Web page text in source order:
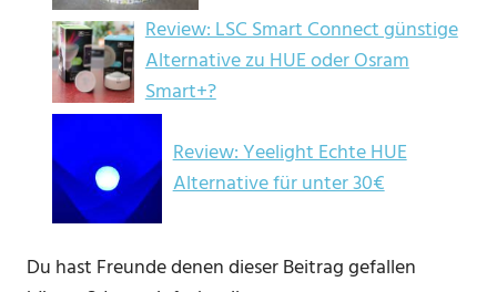
Review: LSC Smart Connect günstige
Alternative zu HUE oder Osram
Smart+?
Review: Yeelight Echte HUE
Alternative für unter 30€
Du hast Freunde denen dieser Beitrag gefallen